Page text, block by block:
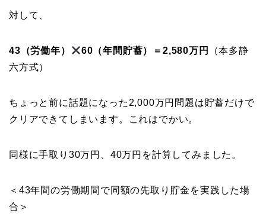
対して、
43（労働年） 60（年間貯蓄）＝2,580万円
（本多静
六方式）
ちょっと前に話題になった2,000万円問題は貯蓄だけで
クリアできてしまいます。これはでかい。
同様に手取り30万円、40万円を計算してみました。
＜43年間の労働期間で同額の先取り貯金を実践した場
合＞